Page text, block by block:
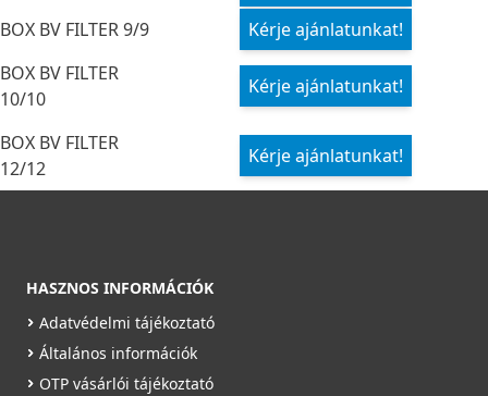
BOX BV FILTER 9/9
Kérje ajánlatunkat!
BOX BV FILTER
10/10
Kérje ajánlatunkat!
BOX BV FILTER
12/12
Kérje ajánlatunkat!
HASZNOS INFORMÁCIÓK
Adatvédelmi tájékoztató
Általános információk
OTP vásárlói tájékoztató